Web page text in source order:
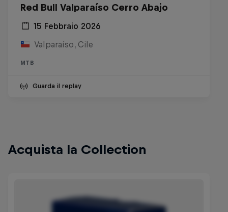
Red Bull Valparaíso Cerro Abajo
15 Febbraio 2026
Valparaíso, Cile
MTB
Guarda il replay
Acquista la Collection